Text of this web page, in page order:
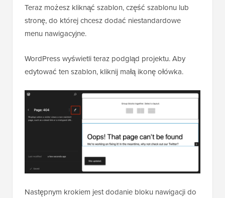
Teraz możesz kliknąć szablon, część szablonu lub
stronę, do której chcesz dodać niestandardowe
menu nawigacyjne.
WordPress wyświetli teraz podgląd projektu. Aby
edytować ten szablon, kliknij małą ikonę ołówka.
Następnym krokiem jest dodanie bloku nawigacji do